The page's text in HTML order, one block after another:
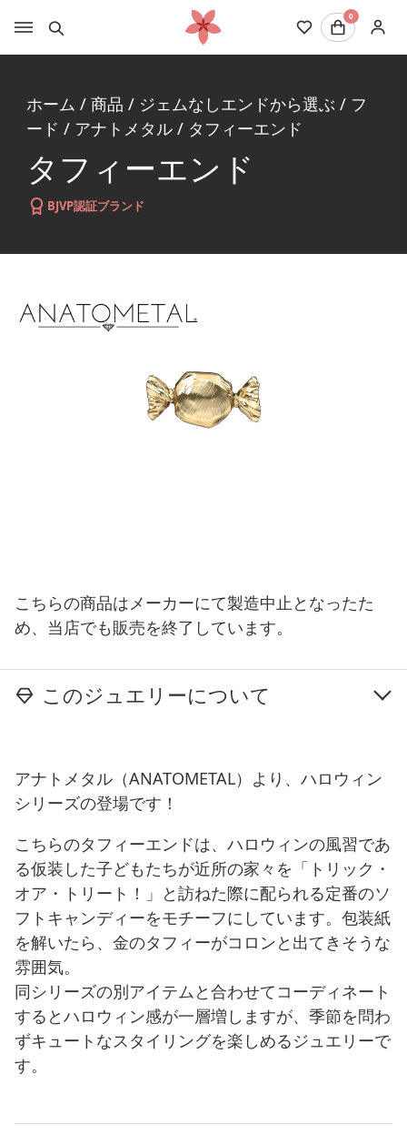
0
ホーム / 商品 / ジェムなしエンドから選ぶ / フ
ード / アナトメタル/ タフィーエンド
タフィーエンド
BJVP認証ブランド
こちらの商品はメーカーにて製造中止となったた
め、当店でも販売を終了しています。
このジュエリーについて
アナトメタル（ANATOMETAL）より、ハロウィン
シリーズの登場です！
こちらのタフィーエンドは、ハロウィンの風習であ
る仮装した子どもたちが近所の家々を「トリック・
オア・トリート！」と訪ねた際に配られる定番のソ
フトキャンディーをモチーフにしています。包装紙
を解いたら、金のタフィーがコロンと出てきそうな
雰囲気。
同シリーズの別アイテムと合わせてコーディネート
するとハロウィン感が一層増しますが、季節を問わ
ずキュートなスタイリングを楽しめるジュエリーで
す。